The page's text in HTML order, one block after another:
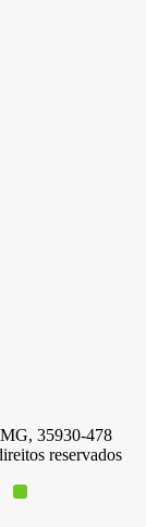
35930-478
reservados